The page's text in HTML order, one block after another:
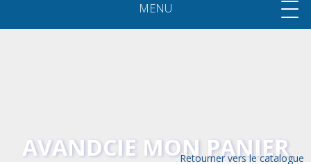
MENU
AVANDCIE MON PANIER
Retourner vers le catalogue